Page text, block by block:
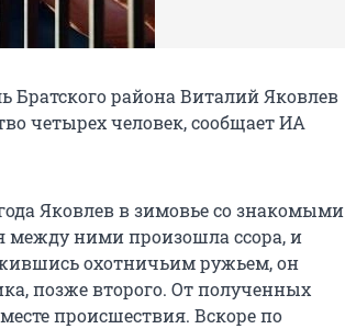
Братского района Виталий Яковлев
четырех человек, сообщает ИА
Яковлев в зимовье со знакомыми
между ними произошла ссора, и
охотничьим ружьем, он
позже второго. От полученных
происшествия. Вскоре по